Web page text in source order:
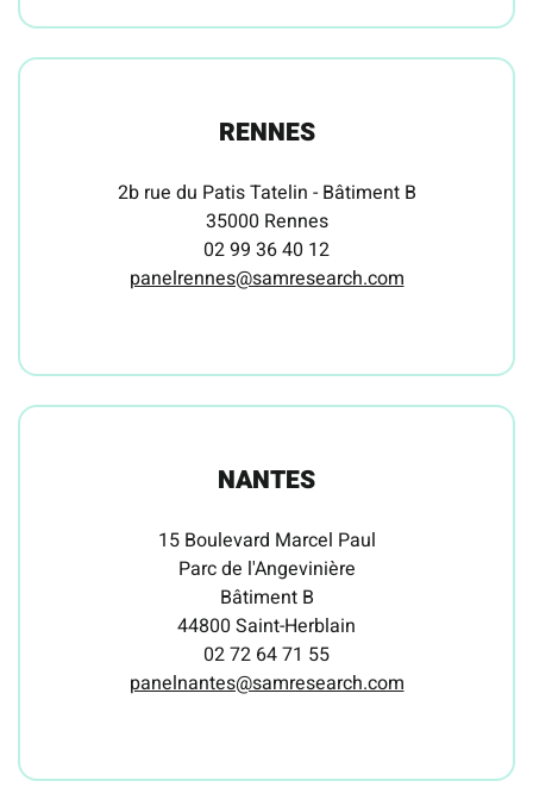
RENNES
2b rue du Patis Tatelin - Bâtiment B
35000 Rennes
02 99 36 40 12
panelrennes@samresearch.com
NANTES
15 Boulevard Marcel Paul
Parc de l'Angevinière
Bâtiment B
44800 Saint-Herblain
02 72 64 71 55
panelnantes@samresearch.com